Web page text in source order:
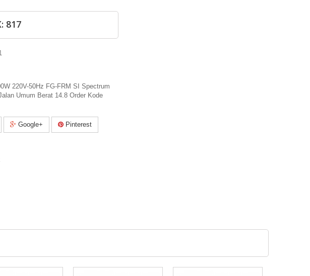
817
220V-50Hz FG-FRM SI Spectrum
Umum Berat 14.8 Order Kode
Google+ Pinterest